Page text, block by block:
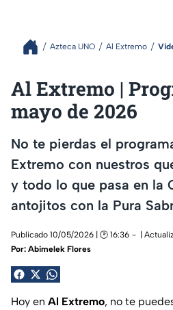
Azteca UNO Al Extremo
Al Extremo |
mayo de 2026
No te pierdas el
Extremo con nuestros
y todo lo que pasa en la
antojitos con la Pura
Publicado 10/05/2026 | 🕑 16:36
|
Por: Abimelek Flores
Hoy en Al Extremo, no te